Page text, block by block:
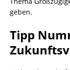
geben.
Tipp